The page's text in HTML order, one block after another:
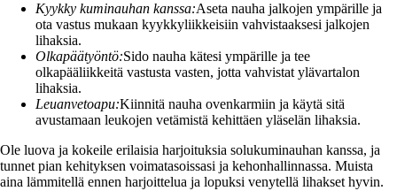
Kyykky kuminauhan kanssa:Aseta nauha jalkojen ympärille ja
ota vastus mukaan kyykkyliikkeisiin vahvistaaksesi jalkojen
lihaksia.
Olkapäätyöntö:Sido nauha kätesi ympärille ja tee
olkapääliikkeitä vastusta vasten, jotta vahvistat ylävartalon
lihaksia.
Leuanvetoapu:Kiinnitä nauha ovenkarmiin ja käytä sitä
avustamaan leukojen vetämistä kehittäen yläselän lihaksia.
Ole luova ja kokeile erilaisia harjoituksia solukuminauhan kanssa, ja
tunnet pian kehityksen voimatasoissasi ja kehonhallinnassa. Muista
aina lämmitellä ennen harjoittelua ja lopuksi venytellä lihakset hyvin.